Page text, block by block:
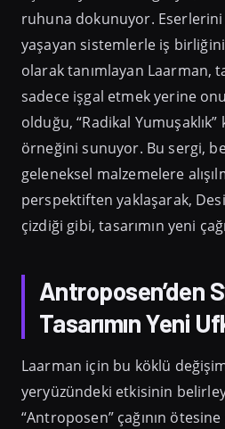
ruhuna dokunuyor. Eserlerini
yaşayan sistemlerle iş
olarak tanımlayan Laarman,
sadece işgal etmek yerine
olduğu, “Radikal Yumuşaklık”
örneğini sunuyor. Bu sergi,
geleneksel malzemelere
perspektiften yaklaşarak,
çizdiği gibi, tasarımın yeni
Antroposen’den
Tasarımın Yeni
Laarman için bu köklü
yeryüzündeki etkisinin
“Antroposen” çağının